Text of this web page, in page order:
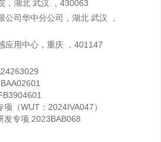
，湖北 武汉 ，430063
公司华中分公司，湖北 武汉 ，
应用中心，重庆 ，401147
（WUT：2024IVA047）
发专项 2023BAB068